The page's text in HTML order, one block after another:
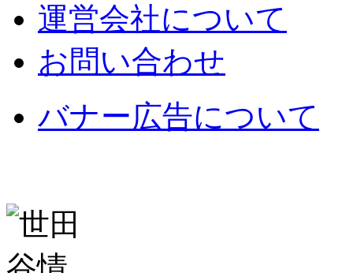
運営会社について
お問い合わせ
バナー広告について